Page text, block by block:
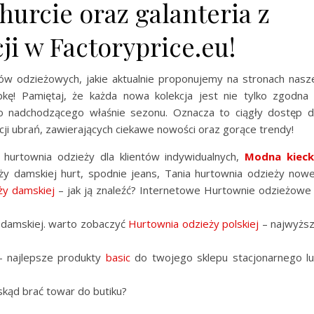
oraz galanteria z
w Factoryprice.eu!
odzieżowych, jakie aktualnie proponujemy na stronach
Pamiętaj, że każda nowa kolekcja jest nie tylko zgodna
właśnie sezonu. Oznacza to ciągły dostęp
ubrań, zawierających ciekawe nowości oraz gorące trendy!
hurtownia odzieży dla klientów indywidualnych, Modna
damskiej hurt, spodnie jeans, Tania hurtownia odzieży
damskiej – jak ją znaleźć? Internetowe Hurtownie odzieżowe
warto zobaczyć Hurtownia odzieży polskiej –
najlepsze produkty basicdo twojego sklepu stacjonarnego
brać towar do butiku?